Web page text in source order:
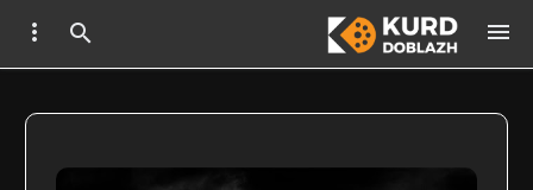


